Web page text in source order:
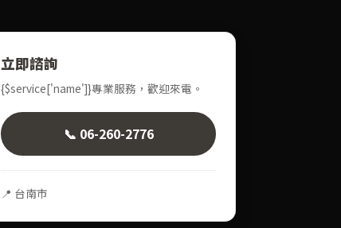
立即諮詢
{$service['name']}專業服務，歡迎來電。
📞 06-260-2776
📍 台南市